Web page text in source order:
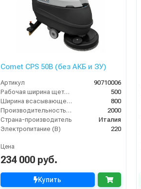
Comet CPS 50B (без АКБ и ЗУ)
Артикул
90710006
Рабочая ширина щеток (мм)
500
Ширина всасывающей балки (мм)
800
Производительность по площади (м2/ч)
2000
Страна-производитель
Италия
Электропитание (В)
220
Цена
234 000 руб.
Купить